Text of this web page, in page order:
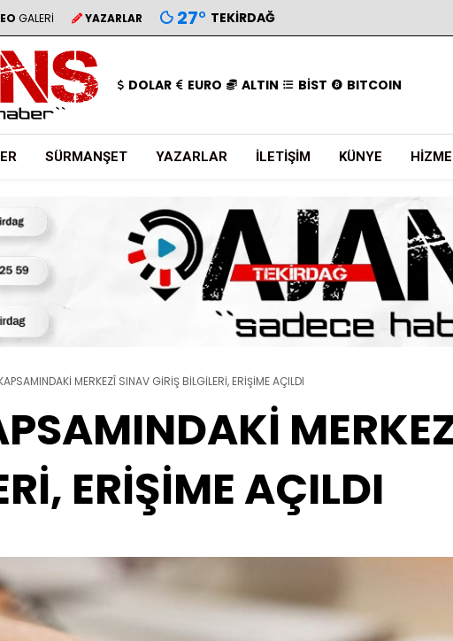
GALERİ YAZARLAR 27° TEKIRDAĞ
DOLAR EURO ALTIN BİST BITCOIN
SÜRMANŞET YAZARLAR İLETIŞIM KÜNYE
MERKEZÎ SINAV GİRİŞ BİLGİLERİ, ERİŞİME AÇILDI
ERİŞİME AÇILDI